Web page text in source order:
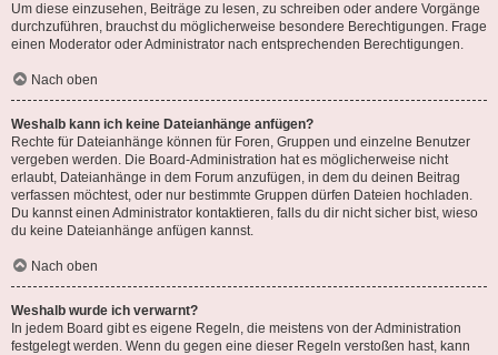
Um diese einzusehen, Beiträge zu lesen, zu schreiben oder andere Vorgänge
durchzuführen, brauchst du möglicherweise besondere Berechtigungen. Frage
einen Moderator oder Administrator nach entsprechenden Berechtigungen.
Nach oben
Weshalb kann ich keine Dateianhänge anfügen?
Rechte für Dateianhänge können für Foren, Gruppen und einzelne Benutzer
vergeben werden. Die Board-Administration hat es möglicherweise nicht
erlaubt, Dateianhänge in dem Forum anzufügen, in dem du deinen Beitrag
verfassen möchtest, oder nur bestimmte Gruppen dürfen Dateien hochladen.
Du kannst einen Administrator kontaktieren, falls du dir nicht sicher bist, wieso
du keine Dateianhänge anfügen kannst.
Nach oben
Weshalb wurde ich verwarnt?
In jedem Board gibt es eigene Regeln, die meistens von der Administration
festgelegt werden. Wenn du gegen eine dieser Regeln verstoßen hast, kann